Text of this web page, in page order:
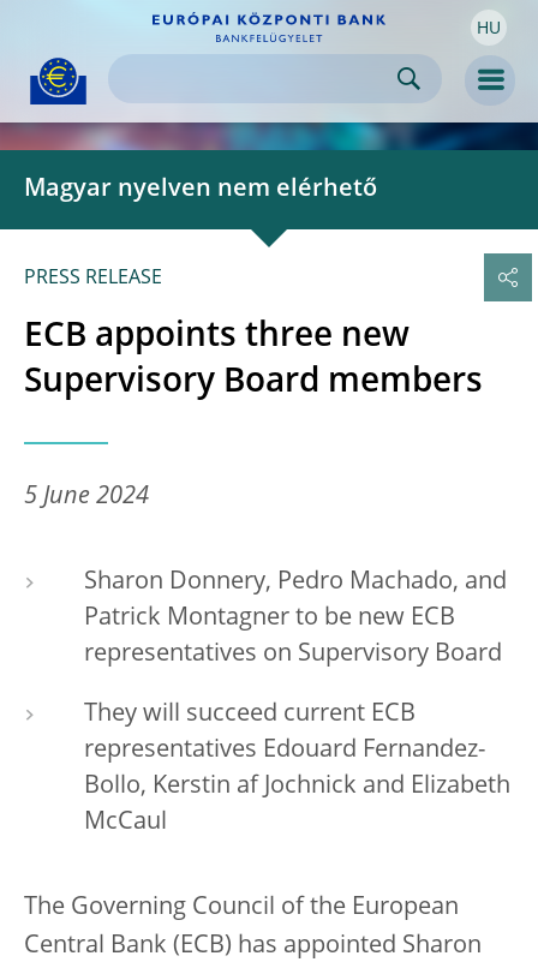
Skip to
content HU
Magyar nyelven nem elérhető
PRESS RELEASE
ECB appoints three new
Supervisory Board members
5 June 2024
Sharon Donnery, Pedro Machado, and
Patrick Montagner to be new ECB
representatives on Supervisory Board
They will succeed current ECB
representatives Edouard Fernandez-
Bollo, Kerstin af Jochnick and Elizabeth
McCaul
The Governing Council of the European
Central Bank (ECB) has appointed Sharon